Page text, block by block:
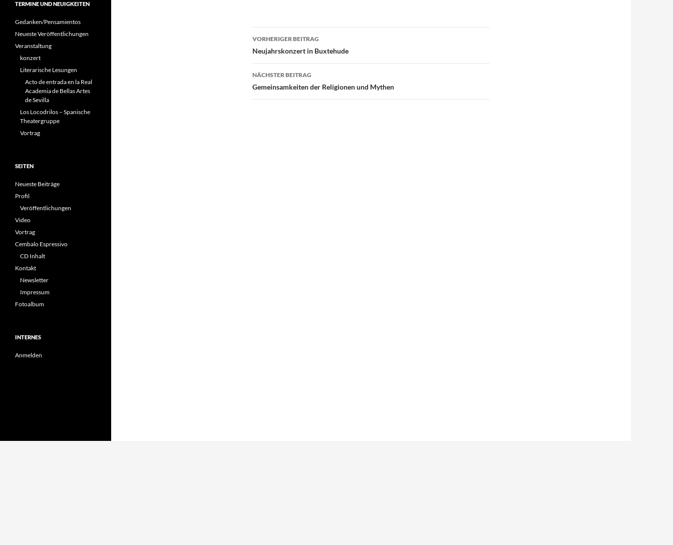
Beitragsnavigation
VORHERIGER BEITRAG
Neujahrskonzert in Buxtehude
NÄCHSTER BEITRAG
Gemeinsamkeiten der Religionen und Mythen
TERMINE UND NEUIGKEITEN
Gedanken/Pensamientos
Neueste Veröffentlichungen
Veranstaltung
konzert
Literarische Lesungen
Acto de entrada en la Real
Academia de Bellas Artes
de Sevilla
Los Locodrilos – Spanische
Theatergruppe
Vortrag
SEITEN
Neueste Beiträge
Profil
Veröffentlichungen
Video
Vortrag
Cembalo Espressivo
CD Inhalt
Kontakt
Newsletter
Impressum
Fotoalbum
INTERNES
Anmelden